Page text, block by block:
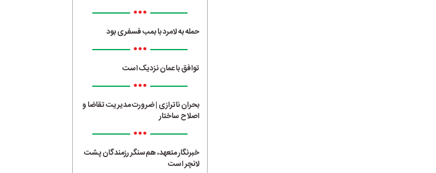
•••
حمله به لامرد با بمب فسفری بود
•••
توافق با عمان نزدیک است
•••
بحران ناترازی | ضرورت مدیریت تقاضا و
اصلاح ساختار
•••
خبرنگار متعهد، هم‌سنگر رزمندگان پشت
لانچر است